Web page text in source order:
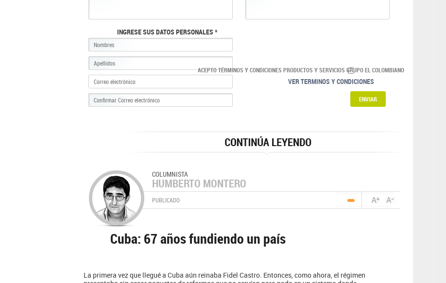
INGRESE SUS DATOS PERSONALES *
ACEPTO TÉRMINOS Y CONDICIONES PRODUCTOS Y SERVICIOS GRUPO EL COLOMBIANO
VER TERMINOS Y CONDICIONES
COLUMNISTA
HUMBERTO MONTERO
PUBLICADO
Cuba: 67 años fundiendo un país
La primera vez que llegué a Cuba aún reinaba Fidel Castro. Entonces, como ahora, el régimen